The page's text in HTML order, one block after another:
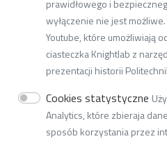
Informatyki i
ul. Bohdana Stefanowskiego
NIP 727-002-18-95
REGON 000001583
prawidłowego i
wyłączenie nie jest
Youtube, które umożliwiają
ciasteczka Knightlab z
prezentacji historii
Cookies statystyczne
Analytics, które zbieraja
sposób korzystania przez